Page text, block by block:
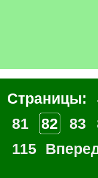
Страницы:
81
82 83
115